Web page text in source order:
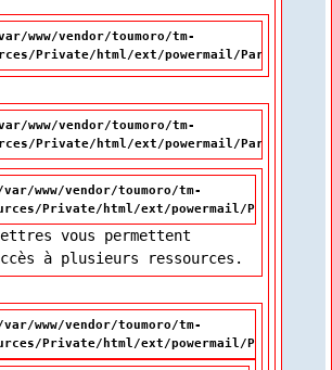
www/vendor/toumoro/tm-
Private/html/ext/powermail/Partials/
www/vendor/toumoro/tm-
Private/html/ext/powermail/Partials/
www/vendor/toumoro/tm-
Private/html/ext/powermail/Partials/
vous permettent
à plusieurs ressources.
www/vendor/toumoro/tm-
Private/html/ext/powermail/Partials/